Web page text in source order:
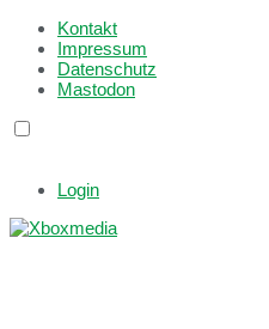
Kontakt
Impressum
Datenschutz
Mastodon
Login